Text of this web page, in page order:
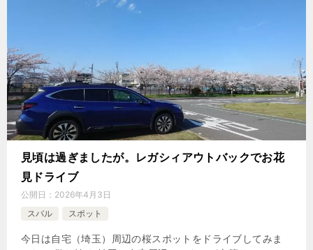
見頃は過ぎましたが。レガシィアウトバックでお花
見ドライブ
公開日： 2026年4月3日
スバル
スポット
今日は自宅（埼玉）周辺の桜スポットをドライブしてみま